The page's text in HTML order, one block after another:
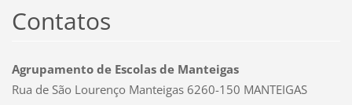
Contatos
Agrupamento de Escolas de Manteigas
Rua de São Lourenço Manteigas 6260-150 MANTEIGAS